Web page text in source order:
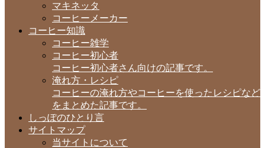
マキネッタ
コーヒーメーカー
コーヒー知識
コーヒー雑学
コーヒー初心者
コーヒー初心者さん向けの記事です。
淹れ方・レシピ
コーヒーの淹れ方やコーヒーを使ったレシピなど
をまとめた記事です。
しっぽのひとり言
サイトマップ
当サイトについて